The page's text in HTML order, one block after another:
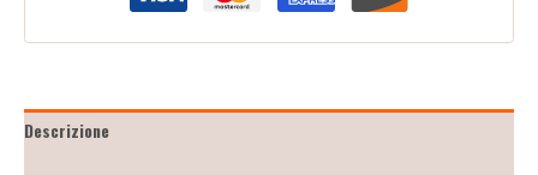
Descrizione